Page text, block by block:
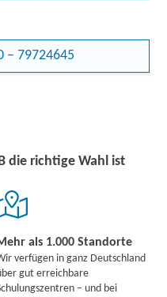
– 79724645
die richtige Wahl ist
als 1.000 Standorte
verfügen in ganz Deutschland
gut erreichbare
– und bei